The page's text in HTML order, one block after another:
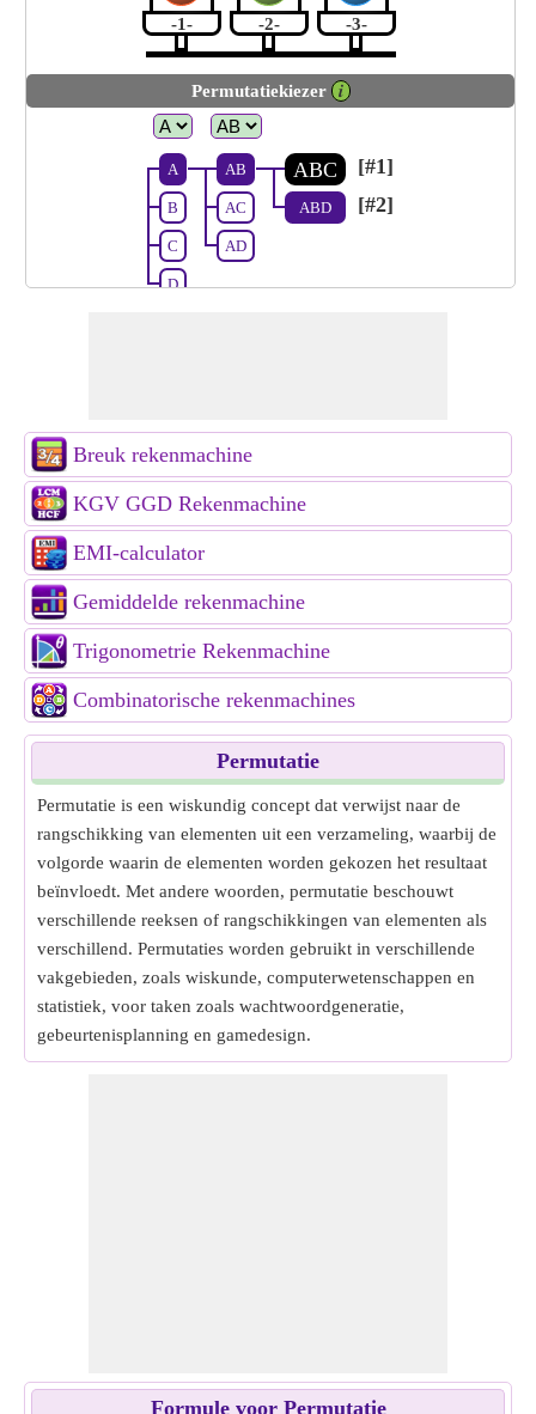
-1- -2- -3-
Permutatiekiezer 𝒊
A
B
C
D
AB
AC
AD
ABC
ABD
[#1]
[#2]
Breuk rekenmachine
KGV GGD Rekenmachine
EMI-calculator
Gemiddelde rekenmachine
Trigonometrie Rekenmachine
Combinatorische rekenmachines
Permutatie
Permutatie is een wiskundig concept dat verwijst naar de
rangschikking van elementen uit een verzameling, waarbij de
volgorde waarin de elementen worden gekozen het resultaat
beïnvloedt. Met andere woorden, permutatie beschouwt
verschillende reeksen of rangschikkingen van elementen als
verschillend. Permutaties worden gebruikt in verschillende
vakgebieden, zoals wiskunde, computerwetenschappen en
statistiek, voor taken zoals wachtwoordgeneratie,
gebeurtenisplanning en gamedesign.
Formule voor Permutatie